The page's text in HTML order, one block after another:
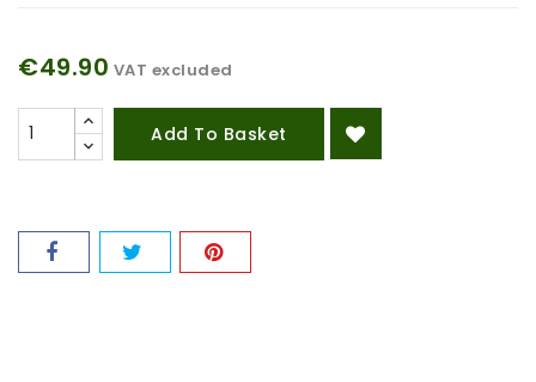
€49.90 VAT excluded
Add To Basket